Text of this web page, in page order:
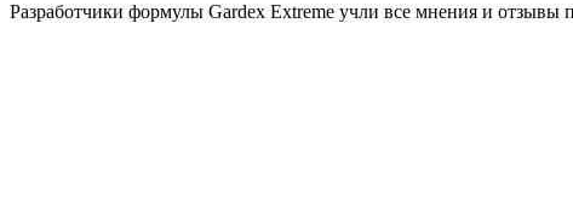
Разработчики формулы Gardex Extreme учли все мнения и отзывы